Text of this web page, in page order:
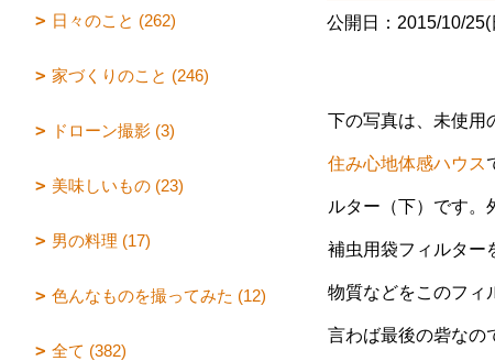
公開日：2015/10/25(
下の写真は、未使用
住み心地体感ハウス
ルター（下）です。
補虫用袋フィルター
物質などをこのフィ
言わば最後の砦なの
日々のこと (262)
家づくりのこと (246)
ドローン撮影 (3)
美味しいもの (23)
男の料理 (17)
色んなものを撮ってみた (12)
全て (382)